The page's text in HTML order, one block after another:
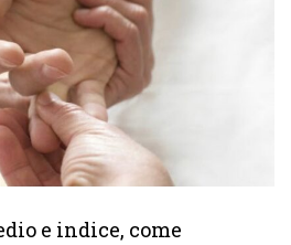
e indice, come